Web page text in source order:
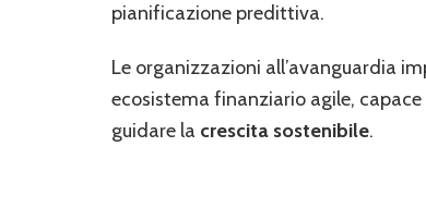
pianificazione predittiva.
Le organizzazioni all’avanguardia
ecosistema finanziario agile,
guidare la crescita sostenibile.